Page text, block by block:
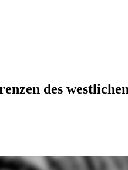
des